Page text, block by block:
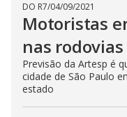
DO R7/04/09/2021
Motoristas
nas
Previsão da Artesp é
cidade de São Paulo
estado